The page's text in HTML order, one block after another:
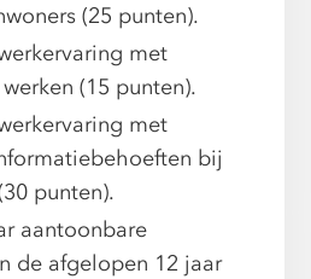
(25 punten).
met
(15 punten).
met
bij
punten).
aantoonbare
de afgelopen 12 jaar